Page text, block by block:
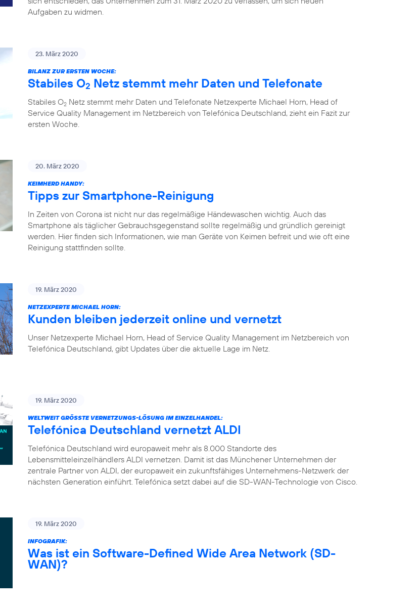
Aufgaben zu widmen.
23. März 2020
BILANZ ZUR ERSTEN WOCHE:
Stabiles O2 Netz stemmt mehr Daten und Telefonate
Stabiles O2 Netz stemmt mehr Daten und Telefonate Netzexperte Michael Horn, Head of
Service Quality Management im Netzbereich von Telefónica Deutschland, zieht ein Fazit zur
ersten Woche.
20. März 2020
KEIMHERD HANDY:
Tipps zur Smartphone-Reinigung
In Zeiten von Corona ist nicht nur das regelmäßige Händewaschen wichtig. Auch das
Smartphone als täglicher Gebrauchsgegenstand sollte regelmäßig und gründlich gereinigt
werden. Hier finden sich Informationen, wie man Geräte von Keimen befreit und wie oft eine
Reinigung stattfinden sollte.
19. März 2020
NETZEXPERTE MICHAEL HORN:
Kunden bleiben jederzeit online und vernetzt
Unser Netzexperte Michael Horn, Head of Service Quality Management im Netzbereich von
Telefónica Deutschland, gibt Updates über die aktuelle Lage im Netz.
19. März 2020
WELTWEIT GRÖSSTE VERNETZUNGS-LÖSUNG IM EINZELHANDEL:
Telefónica Deutschland vernetzt ALDI
Telefónica Deutschland wird europaweit mehr als 8.000 Standorte des
Lebensmitteleinzelhändlers ALDI vernetzen. Damit ist das Münchener Unternehmen der
zentrale Partner von ALDI, der europaweit ein zukunftsfähiges Unternehmens-Netzwerk der
nächsten Generation einführt. Telefónica setzt dabei auf die SD-WAN-Technologie von Cisco.
19. März 2020
INFOGRAFIK:
Was ist ein Software-Defined Wide Area Network (SD-
WAN)?